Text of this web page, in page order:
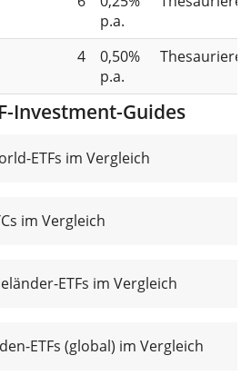
p.a.
4
0,50%
p.a.
Investment-Guides
ETFs im Vergleich
im Vergleich
ETFs im Vergleich
ETFs (global) im Vergleich